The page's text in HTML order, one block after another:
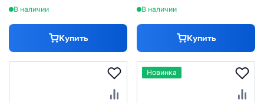
В наличии
Купить
В наличии
Купить
Новинка